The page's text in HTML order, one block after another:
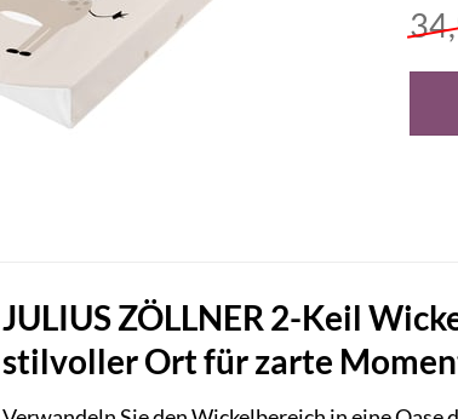
JULIUS ZÖLLNER 2-Keil
stilvoller Ort für zarte